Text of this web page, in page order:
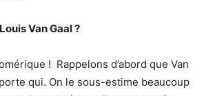
Van Gaal ?
! Rappelons d’abord que Van
qui. On le sous-estime beaucoup